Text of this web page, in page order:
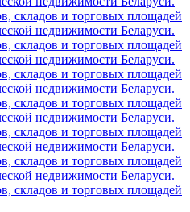
складов и торговых площадей
недвижимости Беларуси.
складов и торговых площадей
недвижимости Беларуси.
складов и торговых площадей
недвижимости Беларуси.
складов и торговых площадей
недвижимости Беларуси.
складов и торговых площадей
недвижимости Беларуси.
складов и торговых площадей
недвижимости Беларуси.
складов и торговых площадей